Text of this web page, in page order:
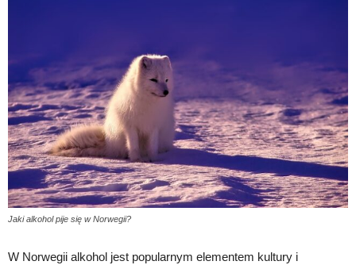
Jaki alkohol pije się w Norwegii?
W Norwegii alkohol jest popularnym elementem kultury i